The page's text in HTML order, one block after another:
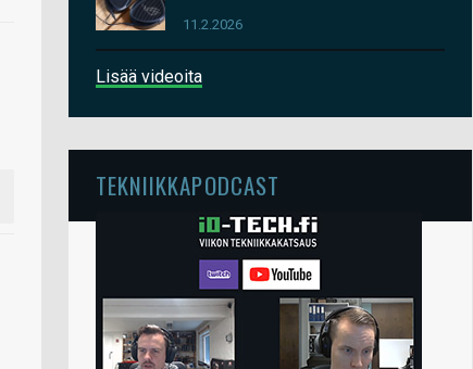
11.2.2026
Lisää videoita
TEKNIIKKAPODCAST